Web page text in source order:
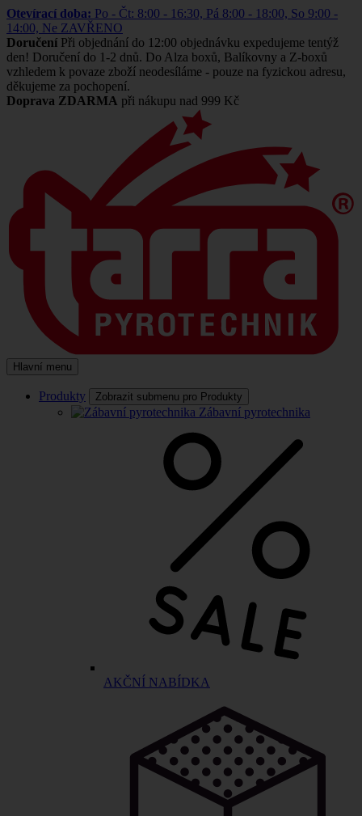
Otevírací doba: Po - Čt: 8:00 - 16:30, Pá 8:00 - 18:00, So 9:00 -
14:00, Ne ZAVŘENO
Doručení Při objednání do 12:00 objednávku expedujeme tentýž
den! Doručení do 1-2 dnů. Do Alza boxů, Balíkovny a Z-boxů
vzhledem k povaze zboží neodesíláme - pouze na fyzickou adresu,
děkujeme za pochopení.
Doprava ZDARMA při nákupu nad 999 Kč
Hlavní menu
Produkty Zobrazit submenu pro Produkty
Zábavní pyrotechnika
AKČNÍ NABÍDKA